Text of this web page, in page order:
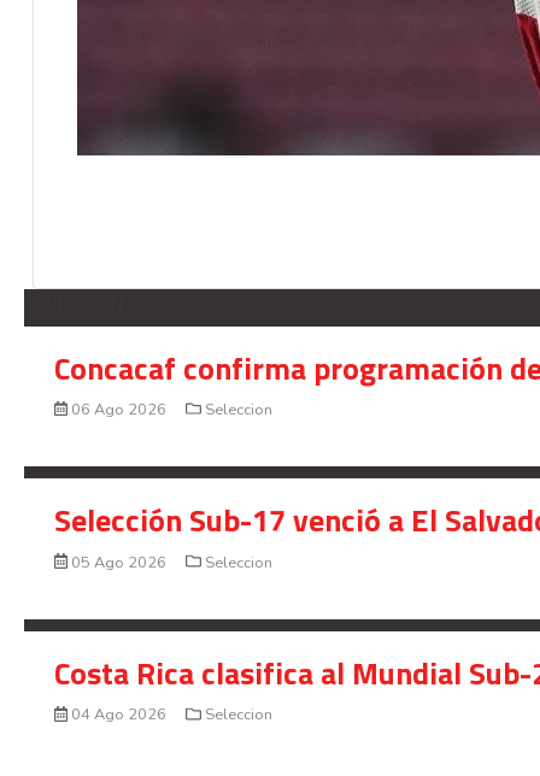
Concacaf confirma programación
06 Ago 2026 Seleccion
Selección Sub-17 venció a El
05 Ago 2026 Seleccion
Costa Rica clasifica al Mundial
04 Ago 2026 Seleccion